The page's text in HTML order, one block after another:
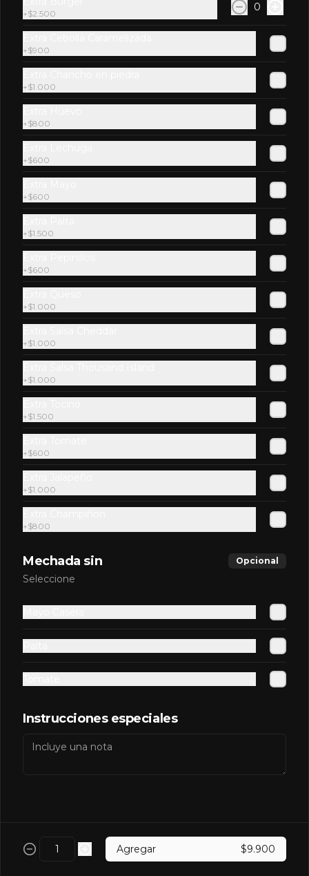
$2.600
Fentimans Indian Tonic
Ginger Beer Fentimans
$2.600
+$2.500
0
+$900
+$1.000
+$800
+$600
+$600
+$1.500
+$600
+$1.000
+$1.000
+$1.000
+$1.500
+$600
+$1.000
+$800
Mechada sin Opcional
Seleccione
Instrucciones especiales
Agregar $9.900